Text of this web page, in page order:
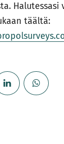
Halutessasi
täältä: